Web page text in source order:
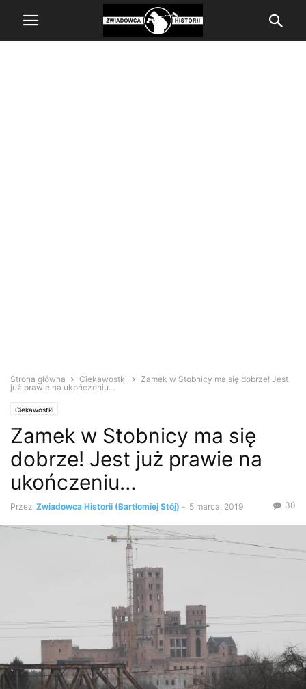
Strona główna Ciekawostki
Zamek w Stobnicy ma się dobrze! Jest
już prawie na ukończeniu…
Ciekawostki
Zamek w Stobnicy ma się
dobrze! Jest już prawie na
ukończeniu…
Przez Zwiadowca Historii (Bartłomiej Stój) - 5 marca, 2019 30